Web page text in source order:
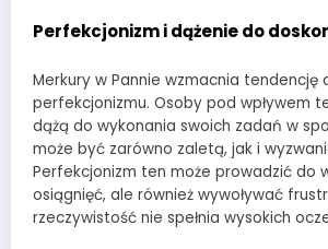
Perfekcjonizm i dążenie do
Merkury w Pannie wzmacnia tendencję
perfekcjonizmu. Osoby pod wpływem
dążą do wykonania swoich zadań w
może być zarówno zaletą, jak i
Perfekcjonizm ten może prowadzić do
osiągnięć, ale również wywoływać
rzeczywistość nie spełnia wysokich